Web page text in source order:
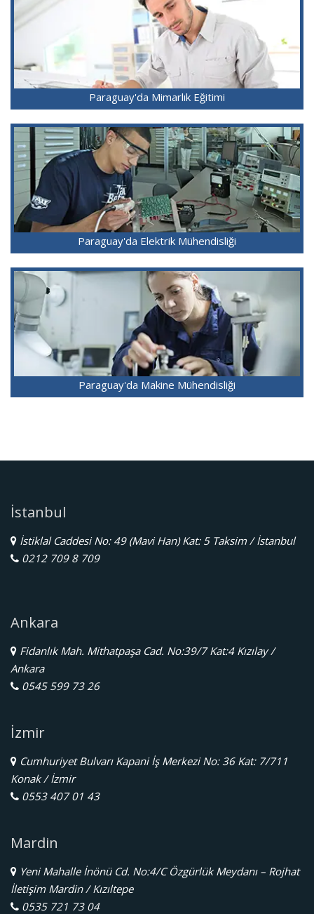
Paraguay'da Mimarlık Eğitimi
Paraguay'da Elektrik Mühendisliği
Paraguay'da Makine Mühendisliği
İstanbul
İstiklal Caddesi No: 49 (Mavi Han) Kat: 5 Taksim / İstanbul
0212 709 8 709
Ankara
Fidanlık Mah. Mithatpaşa Cad. No:39/7 Kat:4 Kızılay /
Ankara
0545 599 73 26
İzmir
Cumhuriyet Bulvarı Kapani İş Merkezi No: 36 Kat: 7/711
Konak / İzmir
0553 407 01 43
Mardin
Yeni Mahalle İnönü Cd. No:4/C Özgürlük Meydanı – Rojhat
İletişim Mardin / Kızıltepe
0535 721 73 04